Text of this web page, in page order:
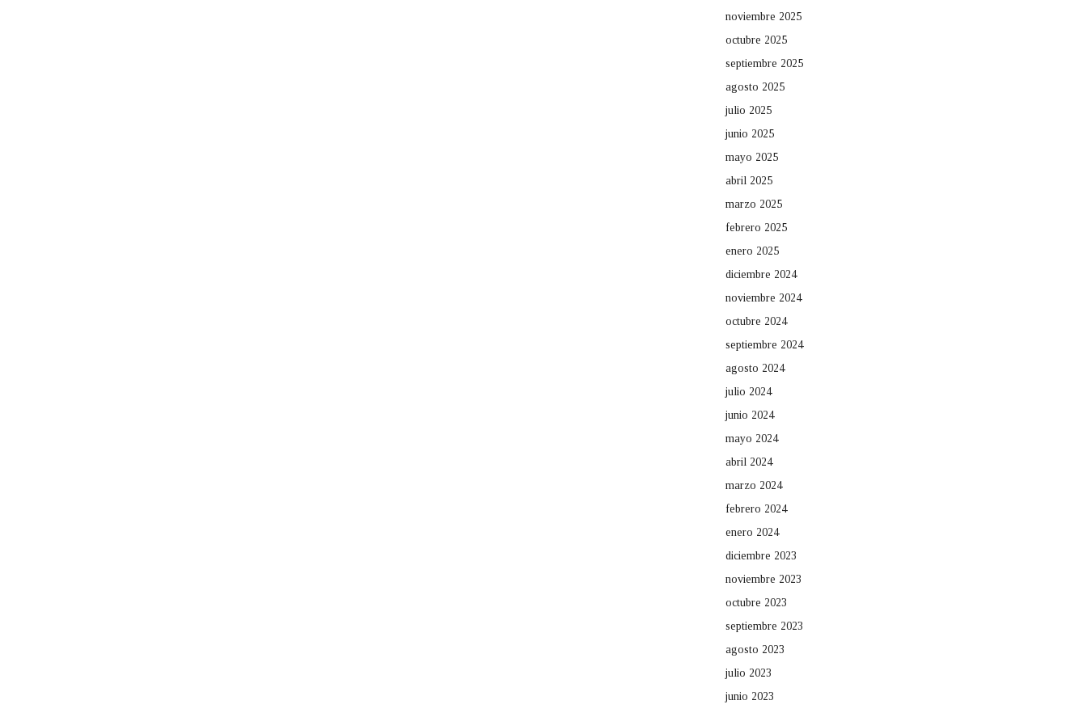
noviembre 2025
octubre 2025
septiembre 2025
agosto 2025
julio 2025
junio 2025
mayo 2025
abril 2025
marzo 2025
febrero 2025
enero 2025
diciembre 2024
noviembre 2024
octubre 2024
septiembre 2024
agosto 2024
julio 2024
junio 2024
mayo 2024
abril 2024
marzo 2024
febrero 2024
enero 2024
diciembre 2023
noviembre 2023
octubre 2023
septiembre 2023
agosto 2023
julio 2023
junio 2023